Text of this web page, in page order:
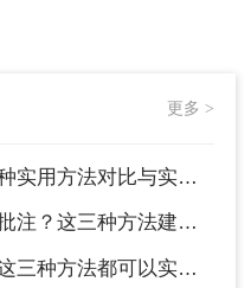
更多 >
与实操指南（附详细表格）！
这三种方法建议收藏！
法都可以实现批量转换